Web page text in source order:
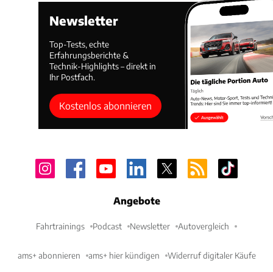
Newsletter
Top-Tests, echte
Erfahrungsberichte &
Technik-Highlights – direkt in
Ihr Postfach.
Kostenlos abonnieren
Angebote
Fahrtrainings Podcast Newsletter Autovergleich
ams+ abonnieren ams+ hier kündigen Widerruf digitaler Käufe